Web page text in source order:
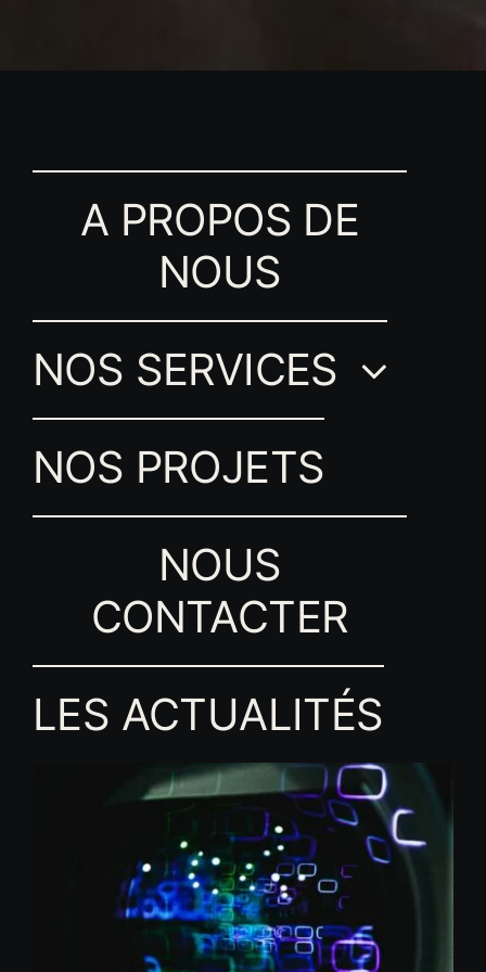
A PROPOS DE
NOUS
NOS SERVICES
NOS PROJETS
NOUS
CONTACTER
LES ACTUALITÉS